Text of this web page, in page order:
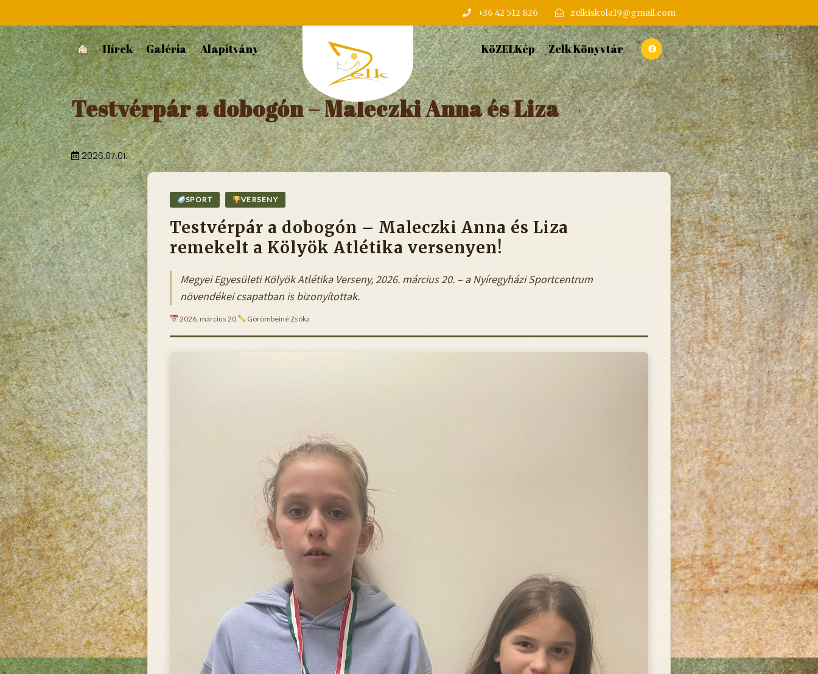
+36 42 512 826 zelkiskola19@gmail.com
Hírek Galéria Alapítvány KöZELKép Zelk Könyvtár
Testvérpár a dobogón – Maleczki Anna és Liza
2026.07.01.
SPORT VERSENY
Testvérpár a dobogón – Maleczki Anna és Liza
remekelt a Kölyök Atlétika versenyen!
Megyei Egyesületi Kölyök Atlétika Verseny, 2026. március 20. – a Nyíregyházi Sportcentrum
növendékei csapatban is bizonyítottak.
2026. március 20. Görömbeiné Zsóka